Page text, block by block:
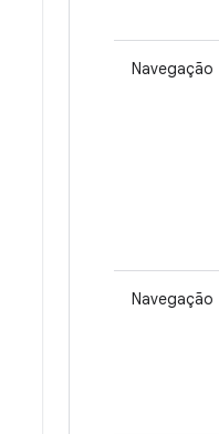
Navegação
Navegação